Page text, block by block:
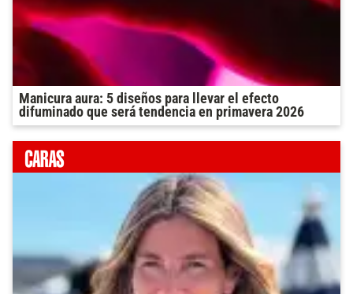
Manicura aura: 5 diseños para llevar el efecto
difuminado que será tendencia en primavera 2026